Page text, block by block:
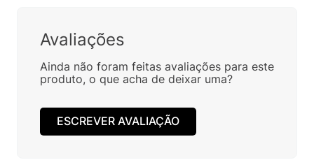
Avaliações
Ainda não foram feitas avaliações para este
produto, o que acha de deixar uma?
ESCREVER AVALIAÇÃO